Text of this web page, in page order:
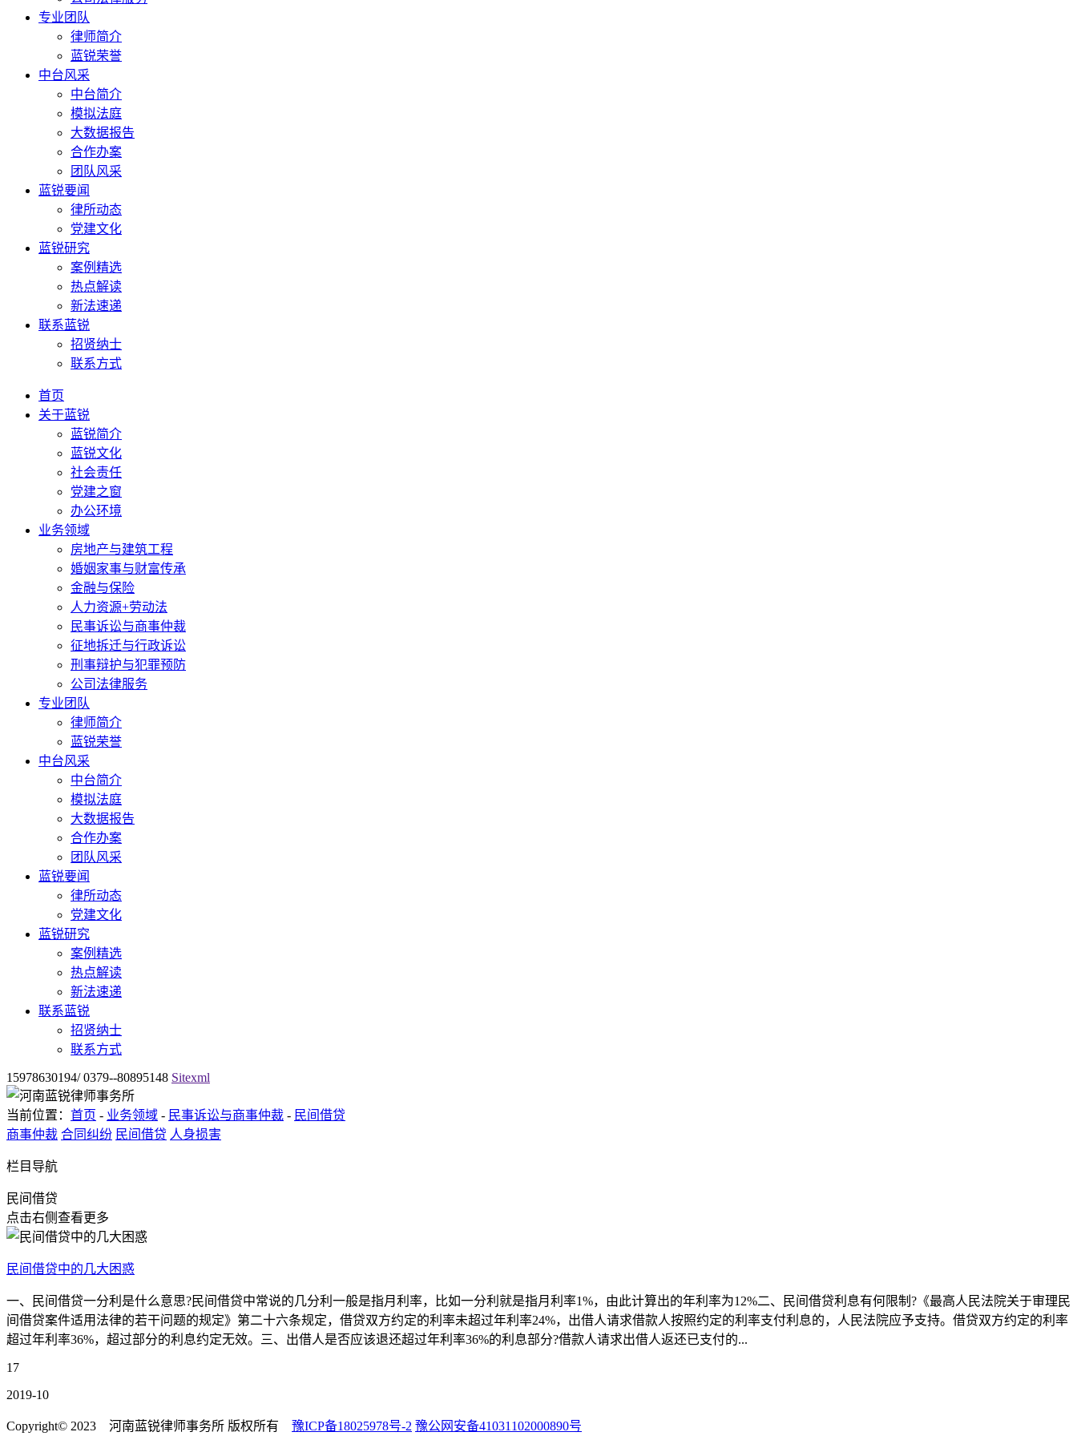
专业团队
律师简介
蓝锐荣誉
中台风采
中台简介
模拟法庭
大数据报告
合作办案
团队风采
蓝锐要闻
律所动态
党建文化
蓝锐研究
案例精选
热点解读
新法速递
联系蓝锐
招贤纳士
联系方式
首页
关于蓝锐
蓝锐简介
蓝锐文化
社会责任
党建之窗
办公环境
业务领域
房地产与建筑工程
婚姻家事与财富传承
金融与保险
人力资源+劳动法
民事诉讼与商事仲裁
征地拆迁与行政诉讼
刑事辩护与犯罪预防
公司法律服务
专业团队
律师简介
蓝锐荣誉
中台风采
中台简介
模拟法庭
大数据报告
合作办案
团队风采
蓝锐要闻
律所动态
党建文化
蓝锐研究
案例精选
热点解读
新法速递
联系蓝锐
招贤纳士
联系方式
15978630194/ 0379--80895148 Sitexml
当前位置： 首页 - 业务领域 - 民事诉讼与商事仲裁 - 民间借贷
商事仲裁 合同纠纷 民间借贷 人身损害
栏目导航
民间借贷
点击右侧查看更多
民间借贷中的几大困惑
一、民间借贷一分利是什么意思?民间借贷中常说的几分利一般是指月利率，比如一分利就是指月利率1%，由此计算出的年利率为12%二、民间借贷利息有何限制?《最高人民法院关于审理民
间借贷案件适用法律的若干问题的规定》第二十六条规定，借贷双方约定的利率未超过年利率24%，出借人请求借款人按照约定的利率支付利息的，人民法院应予支持。借贷双方约定的利率
超过年利率36%，超过部分的利息约定无效。三、出借人是否应该退还超过年利率36%的利息部分?借款人请求出借人返还已支付的...
17
2019-10
Copyright© 2023 河南蓝锐律师事务所 版权所有 豫ICP备18025978号-2 豫公网安备41031102000890号